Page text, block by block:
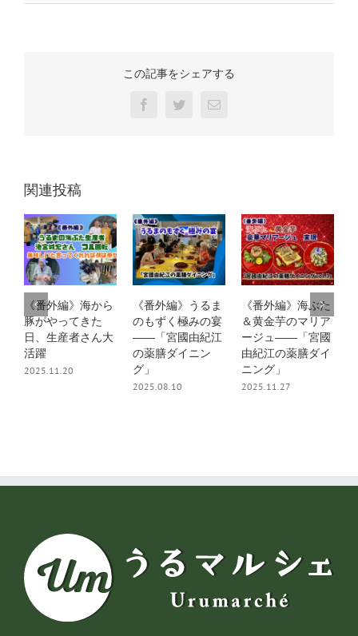
この記事をシェアする
FacebookTwitter電
関連投稿
《番外編》海から
豚がやってきた
日、生産者さん大
活躍
2025.11.20
《番外編》うるま
のもずく極みの宴
――「宮國由紀江
の薬膳ダイニン
グ」
2025.08.10
《番外編》海ぶた
＆黄金芋のマリア
ージュ――「宮國
由紀江の薬膳ダイ
ニング」
2025.11.27